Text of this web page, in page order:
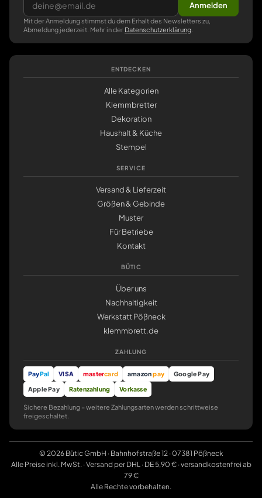
Anmelden
Mit der Anmeldung stimmst du dem Erhalt des Newsletters zu,
Abmeldung jederzeit. Mehr in der Datenschutzerklärung
ENTDECKEN
Alle Kategorien
Klemmbretter
Dekoration
Haushalt & Küche
Stempel
SERVICE
Versand & Lieferzeit
Größen & Gebinde
Muster
Für Betriebe
Kontakt
BÜTIC
Über uns
Nachhaltigkeit
Werkstatt Pößneck
klemmbrett.de
ZAHLUNG
PayPal VISA mastercard amazonpay
Google Pay
Apple Pay
Ratenzahlung Vorkasse
Sichere Bezahlung – weitere Zahlungsarten werden schrittweise
freigeschaltet.
© 2026 Bütic GmbH · Bahnhofstraße 12 · 07381 Pößneck
Alle Preise inkl. MwSt. · Versand per DHL · DE 5,90 € · versandkostenfrei ab
79 €
Alle Rechte vorbehalten.